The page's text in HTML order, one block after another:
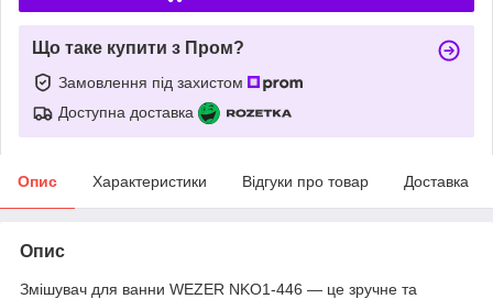
Що таке купити з Пром?
Замовлення під захистом
Доступна доставка
Опис Характеристики Відгуки про товар Доставка
Опис
Змішувач для ванни WEZER NKO1-446 — це зручне та